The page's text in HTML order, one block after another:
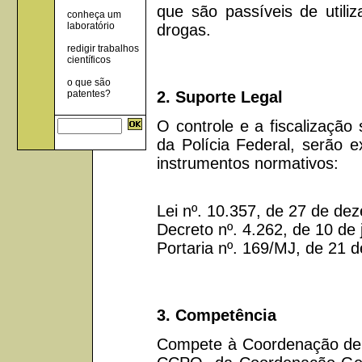
conheça um
laboratório
redigir trabalhos
científicos
o que são
patentes?
que são passíveis de
drogas.
2. Suporte Legal
O controle e a fiscalização
da Polícia Federal, serão
instrumentos normativos:
Lei nº. 10.357, de 27 de
Decreto nº. 4.262, de 10
Portaria nº. 169/MJ, de 21
3. Competência
Compete à Coordenação